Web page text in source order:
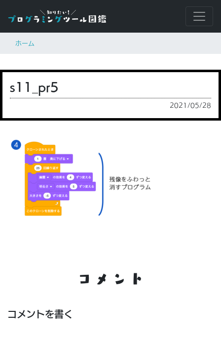
ホーム
s11_pr5
2021/05/28
コメント
コメントを書く